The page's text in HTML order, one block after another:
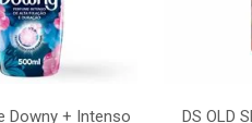
Downy + Intenso
DS OLD